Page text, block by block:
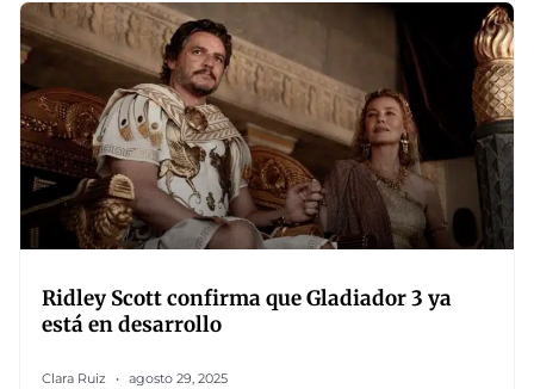
Ridley Scott confirma que Gladiador 3 ya
está en desarrollo
Clara Ruiz agosto 29, 2025